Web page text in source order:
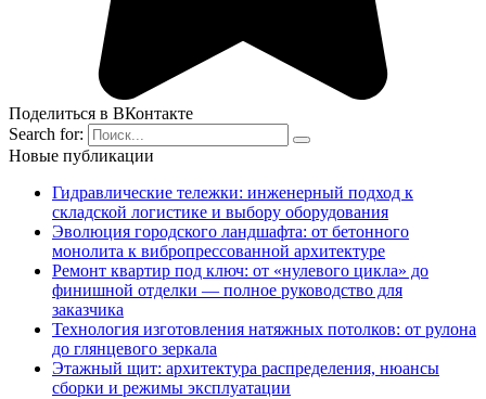
Поделиться в ВКонтакте
Search for:
Новые публикации
Гидравлические тележки: инженерный подход к
складской логистике и выбору оборудования
Эволюция городского ландшафта: от бетонного
монолита к вибропрессованной архитектуре
Ремонт квартир под ключ: от «нулевого цикла» до
финишной отделки — полное руководство для
заказчика
Технология изготовления натяжных потолков: от рулона
до глянцевого зеркала
Этажный щит: архитектура распределения, нюансы
сборки и режимы эксплуатации